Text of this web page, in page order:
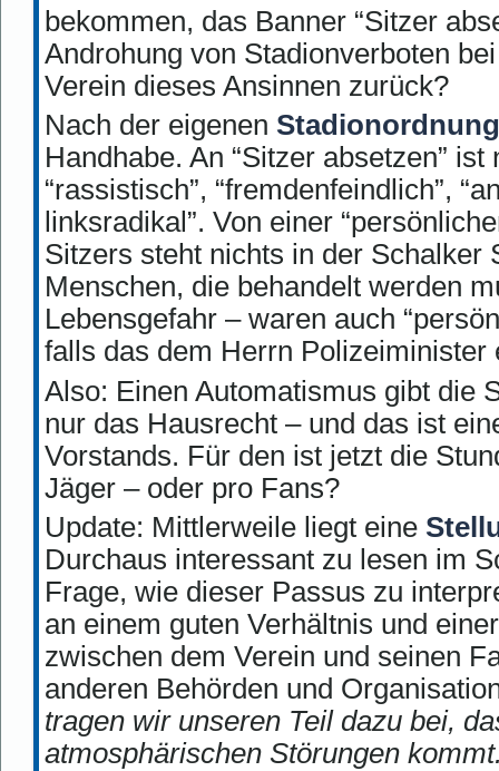
bekommen, das Banner “Sitzer
Androhung von Stadionverboten
Verein dieses Ansinnen zurück?
Nach der eigenen Stadionordnung
Handhabe. An “Sitzer absetzen”
“rassistisch”, “fremdenfeindlich”,
linksradikal”. Von einer
Sitzers steht nichts in der Schalker
Menschen, die behandelt werden
Lebensgefahr – waren auch
falls das dem Herrn Polizeiminister
Also: Einen Automatismus gibt die
nur das Hausrecht – und das ist
Vorstands. Für den ist jetzt die
Jäger – oder pro Fans?
Update: Mittlerweile liegt eine
Durchaus interessant zu lesen im
Frage, wie dieser Passus zu
an einem guten Verhältnis und
zwischen dem Verein und seinen
anderen Behörden und
tragen wir unseren Teil dazu bei,
atmosphärischen Störungen